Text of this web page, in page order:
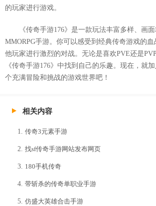
的玩家进行游戏。
《传奇手游176》是一款玩法丰富多样、画
MMORPG手游。你可以感受到经典传奇游戏的
他玩家进行激烈的对战。无论是喜欢PVE还是
《传奇手游176》中找到自己的乐趣。现在，就
个充满冒险和挑战的游戏世界吧！
相关内容
传奇3元素手游
找sf传奇手游网站发布网页
180手机传奇
带斩杀的传奇单职业手游
仿盛大英雄合击手游